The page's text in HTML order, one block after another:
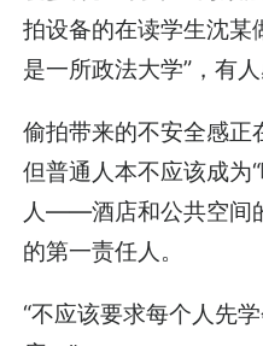
拍设备的在读学生沈某
是一所政法大学”，有人
偷拍带来的不安全感正
但普通人本不应该成为
人——酒店和公共空间
的第一责任人。
“不应该要求每个人先